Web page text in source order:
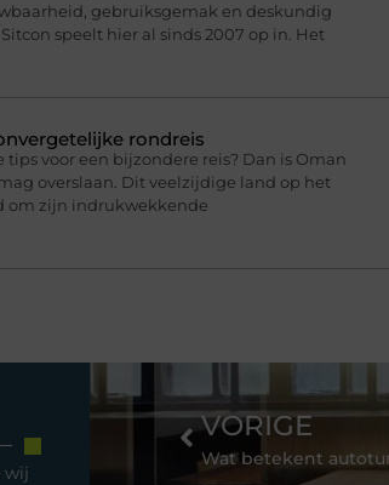
gebruiksgemak en deskundig
speelt hier al sinds 2007 op in. Het
rondreis
voor een bijzondere reis? Dan is Oman
overslaan. Dit veelzijdige land op het
om zijn indrukwekkende
wij
VORIGE
Wat betekent